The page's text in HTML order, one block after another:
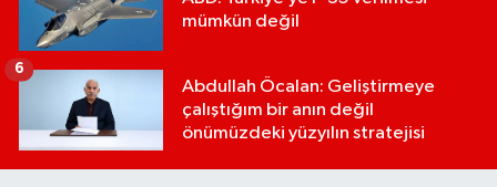
mümkün değil
Abdullah Öcalan: Geliştirmeye
çalıştığım bir anın değil
önümüzdeki yüzyılın stratejisi
6